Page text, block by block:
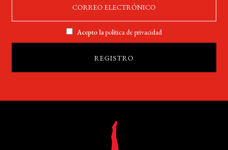
Acepto lapolítica de privacidad